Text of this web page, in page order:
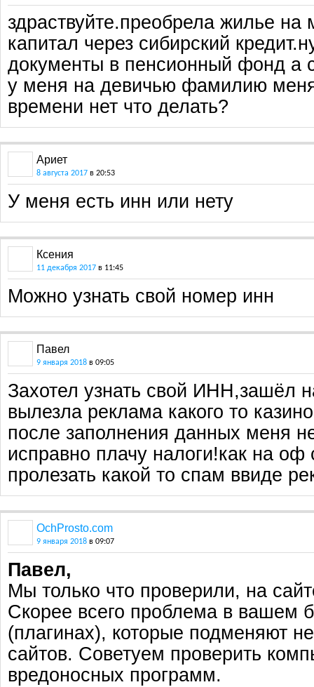
здраствуйте.преобрела жилье на
капитал через сибирский
документы в пенсионный фонд а
у меня на девичью фамилию
времени нет что делать?
Ариет
8 августа 2017 в 20:53
У меня есть инн или нету
Ксения
11 декабря 2017 в 11:45
Можно узнать свой номер инн
Павел
9 января 2018 в 09:05
Захотел узнать свой ИНН,зашёл
вылезла реклама какого то
после заполнения данных меня
исправно плачу налоги!как на
пролезать какой то спам ввиде
OchProsto.com
9 января 2018 в 09:07
Павел,
Мы только что проверили, на
Скорее всего проблема в вашем
(плагинах), которые подменяют
сайтов. Советуем проверить
вредоносных программ.